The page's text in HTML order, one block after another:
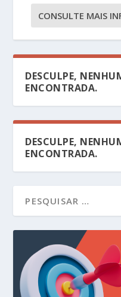
CONSULTE MAIS
DESCULPE,
ENCONTRADA.
DESCULPE,
ENCONTRADA.